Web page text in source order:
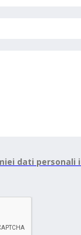
dati personali